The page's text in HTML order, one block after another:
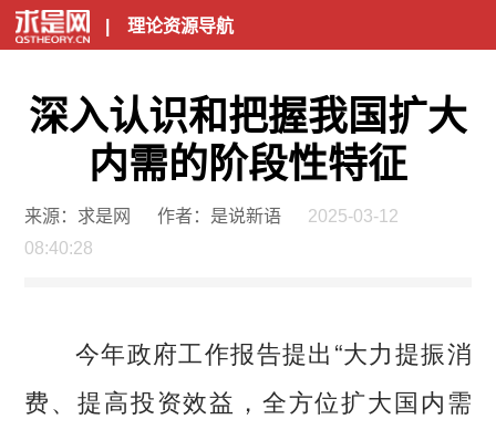
| 理论资源导航
深入认识和把握我国扩大
内需的阶段性特征
来源：求是网 作者：是说新语
2025-03-12
08:40:28
今年政府工作报告提出“大力提振消
费、提高投资效益，全方位扩大国内需